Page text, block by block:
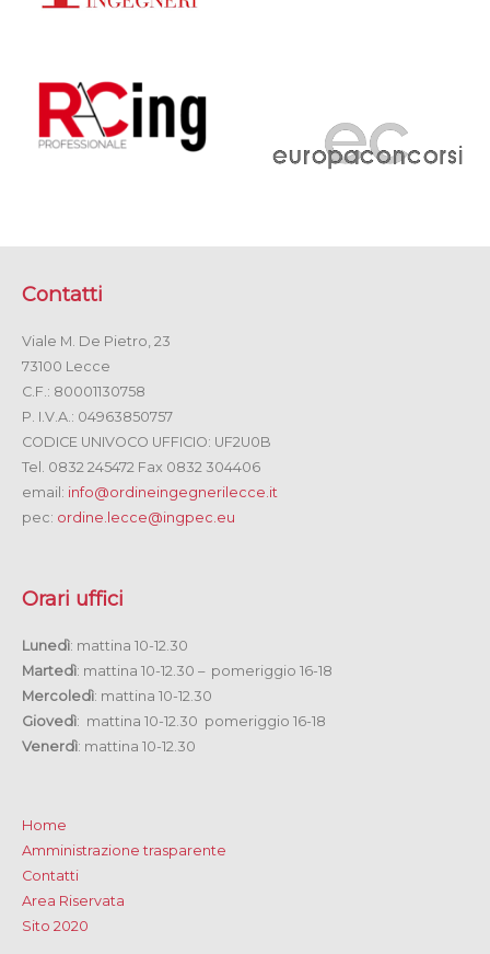
Contatti
Viale M. De Pietro, 23
73100 Lecce
C.F.: 80001130758
P. I.V.A.: 04963850757
CODICE UNIVOCO UFFICIO: UF2U0B
Tel. 0832 245472 Fax 0832 304406
email: info@ordineingegnerilecce.it
pec: ordine.lecce@ingpec.eu
Orari uffici
Lunedì: mattina 10-12.30
Martedì: mattina 10-12.30 – pomeriggio 16-18
Mercoledì: mattina 10-12.30
Giovedì: mattina 10-12.30 pomeriggio 16-18
Venerdì: mattina 10-12.30
Home
Amministrazione trasparente
Contatti
Area Riservata
Sito 2020